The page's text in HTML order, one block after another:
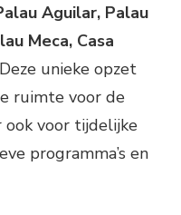
Aguilar, Palau
Meca, Casa
unieke opzet
ruimte voor de
voor tijdelijke
programma’s en